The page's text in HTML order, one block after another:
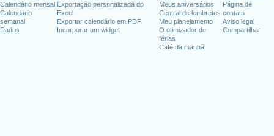
Calendário mensal
Calendário
semanal
Dados
Exportação personalizada do
Excel
Exportar calendário em PDF
Incorporar um widget
Meus aniversários
Central de lembretes
Meu planejamento
O otimizador de
férias
Café da manhã
Página de
contato
Aviso legal
Compartilhar